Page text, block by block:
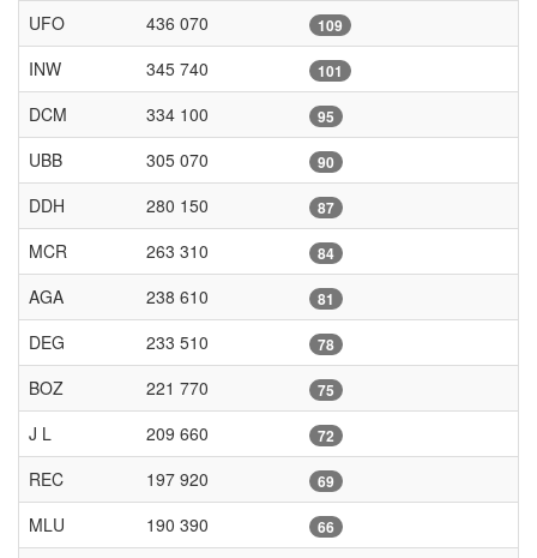
UFO
436 070 109
INW 345 740 101
DCM 334 100 95
UBB 305 070 90
DDH 280 150 87
MCR 263 310 84
AGA 238 610 81
DEG 233 510 78
BOZ 221 770 75
J L 209 660 72
REC 197 920 69
MLU 190 390 66